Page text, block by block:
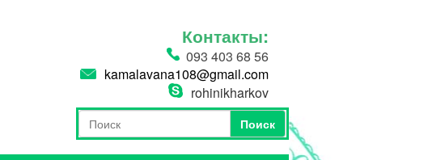
Контакты:
093 403 68 56
kamalavana108@gmail.com
rohinikharkov
Форма поиска
Поиск
Поиск